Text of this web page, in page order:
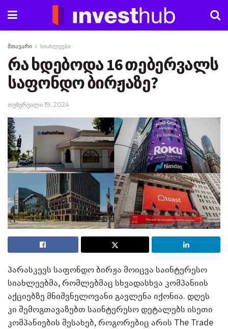
მთავარი სიახლეები
რა ხდებოდა 16 თებერვალს
საფონდო ბირჟაზე?
თებერვალი 19, 2024
პარასკევს საფონდო ბირჟა მოიცვა საინტერესო
სიახლეებმა, რომლებმაც სხვადასხვა კომპანიის
აქციებზე მნიშვნელოვანი გავლენა იქონია. დღეს
კი შემოგთავაზებთ საინტერესო დეტალებს ისეთი
კომპანიების შესახებ, როგორებიც არის The Trade